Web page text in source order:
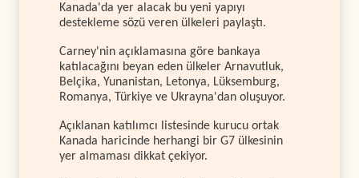
Kanada'da yer alacak bu yeni yapıyı
destekleme sözü veren ülkeleri paylaştı.
Carney'nin açıklamasına göre bankaya
katılacağını beyan eden ülkeler Arnavutluk,
Belçika, Yunanistan, Letonya, Lüksemburg,
Romanya, Türkiye ve Ukrayna'dan oluşuyor.
Açıklanan katılımcı listesinde kurucu ortak
Kanada haricinde herhangi bir G7 ülkesinin
yer almaması dikkat çekiyor.